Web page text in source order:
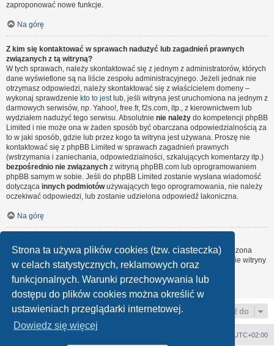
Strona ta używa plików cookies (tzw. ciasteczka)
w celach statystycznych, reklamowych oraz
funkcjonalnych. Warunki przechowywania lub
dostępu do plików cookies można określić w
ustawieniach przeglądarki internetowej.
Dowiedz się więcej
zaproponować nowe funkcje.
Na górę
Z kim się kontaktować w sprawach nadużyć lub zagadnień prawnych
związanych z tą witryną?
W tych sprawach, należy skontaktować się z jednym z administratorów, których
dane wyświetlone są na liście zespołu administracyjnego. Jeżeli jednak nie
otrzymasz odpowiedzi, należy skontaktować się z właścicielem domeny –
wykonaj sprawdzenie kto to jestlub, jeśli witryna jest uruchomiona na jednym z
darmowych serwisów, np. Yahoo!, free.fr, f2s.com, itp., z kierownictwem lub
wydziałem nadużyć tego serwisu. Absolutnie nie należy do kompetencji phpBB
Limited i nie może ona w żaden sposób być obarczana odpowiedzialnością za
to w jaki sposób, gdzie lub przez kogo ta witryna jest używana. Proszę nie
kontaktować się z phpBB Limited w sprawach zagadnień prawnych
(wstrzymania i zaniechania, odpowiedzialności, szkalujących komentarzy itp.)
bezpośrednio nie związanych z witryną phpBB.com lub oprogramowaniem
phpBB samym w sobie. Jeśli do phpBB Limited zostanie wysłana wiadomość
dotycząca innych podmiotówużywających tego oprogramowania, nie należy
oczekiwać odpowiedzi, lub zostanie udzielona odpowiedź lakoniczna.
Na górę
Wszyscy użytkownicy witryny mogą używać – jeśli funkcja ta jest włączona
przez administratora witryny – formularza „Kontakt z nami”. Członkowie witryny
mogą także używać odnośnika „Zespół administracyjny”.
Na górę
Przejdź do
UTC+02:00